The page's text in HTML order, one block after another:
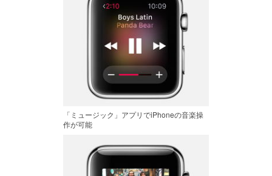
「ミュージック」アプリでiPhoneの音楽操
作が可能